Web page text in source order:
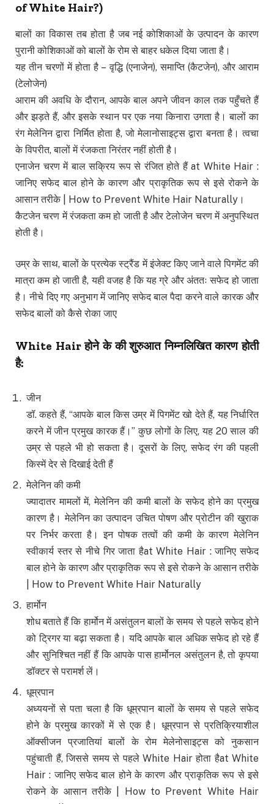
of White Hair?)
बालों का विकास तब होता है जब नई कोशिकाओं के उत्पादन के कारण
पुरानी कोशिकाओं को बालों के रोम से बाहर धकेल दिया जाता है।
यह तीन चरणों में होता है – वृद्धि (एनाजेन), समाप्ति (कैटजेन), और आराम
(टेलोजेन)
आराम की अवधि के दौरान, आपके बाल अपने जीवन काल तक पहुँचते हैं
और झड़ते हैं, और इसके स्थान पर एक नया किनारा उगता है। बालों का
रंग मेलेनिन द्वारा निर्मित होता है, जो मेलानोसाइट्स द्वारा बनता है। त्वचा
के विपरीत, बालों में रंजकता निरंतर नहीं होती है।
एनाजेन चरण में बाल सक्रिय रूप से रंजित होते हैं at White Hair :
जानिए सफेद बाल होने के कारण और प्राकृतिक रूप से इसे रोकने के
आसान तरीके | How to Prevent White Hair Naturally।
कैटजेन चरण में रंजकता कम हो जाती है और टेलोजेन चरण में अनुपस्थित
होती है।
उम्र के साथ, बालों के प्रत्येक स्ट्रैंड में इंजेक्ट किए जाने वाले पिगमेंट की
मात्रा कम हो जाती है, यही वजह है कि यह ग्रे और अंततः सफेद हो जाता
है। नीचे दिए गए अनुभाग में जानिए सफेद बाल पैदा करने वाले कारक और
सफेद बालों को कैसे रोका जाए
White Hairहोने के की शुरुआत निम्नलिखित कारण होती
है:
जीन
डॉ. कहते हैं, “आपके बाल किस उम्र में पिगमेंट खो देते हैं, यह निर्धारित
करने में जीन प्रमुख कारक हैं।” कुछ लोगों के लिए, यह 20 साल की
उम्र से पहले भी हो सकता है। दूसरों के लिए, सफेद रंग की पहली
किस्में देर से दिखाई देती हैं
मेलेनिन की कमी
ज्यादातर मामलों में, मेलेनिन की कमी बालों के सफेद होने का प्रमुख
कारण है। मेलेनिन का उत्पादन उचित पोषण और प्रोटीन की खुराक
पर निर्भर करता है। इन पोषक तत्वों की कमी के कारण मेलेनिन
स्वीकार्य स्तर से नीचे गिर जाता हैat White Hair : जानिए सफेद
बाल होने के कारण और प्राकृतिक रूप से इसे रोकने के आसान तरीके
| How to Prevent White Hair Naturally
हार्मोन
शोध बताते हैं कि हार्मोन में असंतुलन बालों के समय से पहले सफेद होने
को ट्रिगर या बढ़ा सकता है। यदि आपके बाल अधिक सफेद हो रहे हैं
और सुनिश्चित नहीं हैं कि आपके पास हार्मोनल असंतुलन है, तो कृपया
डॉक्टर से परामर्श लें।
धूम्रपान
अध्ययनों से पता चला है कि धूम्रपान बालों के समय से पहले सफेद
होने के प्रमुख कारकों में से एक है। धूम्रपान से प्रतिक्रियाशील
ऑक्सीजन प्रजातियां बालों के रोम मेलेनोसाइट्स को नुकसान
पहुंचाती हैं, जिससे समय से पहले White Hair होता हैat White
Hair : जानिए सफेद बाल होने के कारण और प्राकृतिक रूप से इसे
रोकने के आसान तरीके | How to Prevent White Hair